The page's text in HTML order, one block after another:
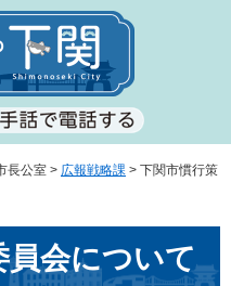
長公室 > 広報戦略課 > 下関市慣行策
員会について